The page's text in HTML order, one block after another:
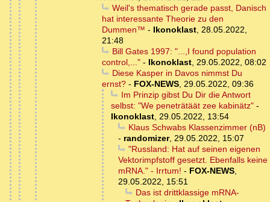
Weil's thematisch gerade passt, Danisch
hat interessante Theorie zu den
Dummen™ - Ikonoklast, 28.05.2022,
21:48
Bill Gates 1997: "...,I found population
control,..." - Ikonoklast, 29.05.2022, 08:02
Diese Kasper in Davos nimmst Du
ernst? - FOX-NEWS, 29.05.2022, 09:36
Im Prinzip gibst Du Dir die Antwort
selbst: "We peneträtäät zee kabinätz" -
Ikonoklast, 29.05.2022, 13:54
Klaus Schwabs Klassenzimmer (nB)
- randomizer, 29.05.2022, 15:07
"Russland: Hat auf seinen eigenen
Vektorimpfstoff gesetzt. Ebenfalls keine
mRNA." - Irrtum! - FOX-NEWS,
29.05.2022, 15:51
Das ist drittklassige mRNA-